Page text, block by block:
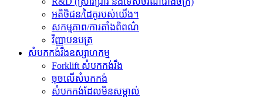
អតិថិជន/ដៃគូរបស់យើង។
សកម្មភាព/ការតាំងពិពណ៌
វិញ្ញាបនបត្រ
សំបកកង់រឹងឧស្សាហកម្ម
Forklift សំបកកង់រឹង
ចុចលើសំបកកង់
សំបកកង់ដែលមិនសម្គាល់